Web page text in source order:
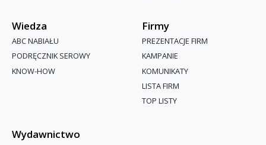
Wiedza
ABC NABIAŁU
PODRĘCZNIK SEROWY
KNOW-HOW
Firmy
PREZENTACJE FIRM
KAMPANIE
KOMUNIKATY
LISTA FIRM
TOP LISTY
Wydawnictwo